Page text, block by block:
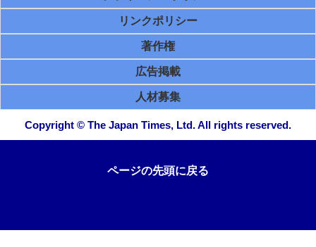
リンクポリシー
著作権
広告掲載
人材募集
Copyright © The Japan Times, Ltd. All rights reserved.
ページの先頭に戻る